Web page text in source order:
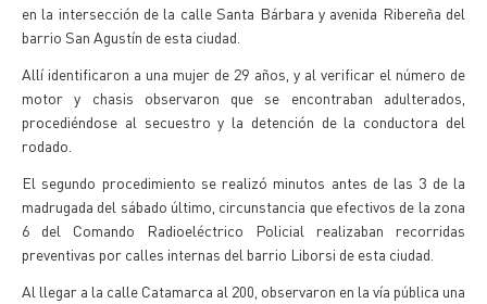
en la intersección de la calle Santa Bárbara y avenida Ribereña del
barrio San Agustín de esta ciudad.
Allí identificaron a una mujer de 29 años, y al verificar el número de
motor y chasis observaron que se encontraban adulterados,
procediéndose al secuestro y la detención de la conductora del
rodado.
El segundo procedimiento se realizó minutos antes de las 3 de la
madrugada del sábado último, circunstancia que efectivos de la zona
6 del Comando Radioeléctrico Policial realizaban recorridas
preventivas por calles internas del barrio Liborsi de esta ciudad.
Al llegar a la calle Catamarca al 200, observaron en la vía pública una